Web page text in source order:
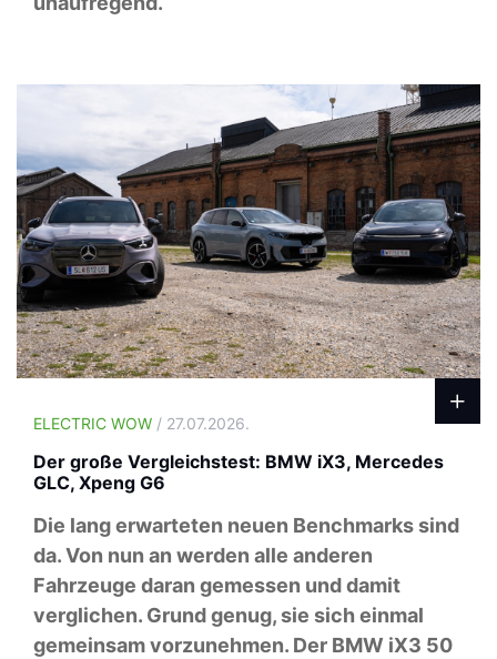
ELECTRIC WOW / 27.07.2026.
Der große Vergleichstest: BMW iX3, Mercedes
GLC, Xpeng G6
Die lang erwarteten neuen Benchmarks sind
da. Von nun an werden alle anderen
Fahrzeuge daran gemessen und damit
verglichen. Grund genug, sie sich einmal
gemeinsam vorzunehmen. Der BMW iX3 50